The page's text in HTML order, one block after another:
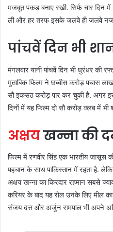
मजबूत पकड़ बनाए रखी. सिर्फ चार दिन
ली और हर तरफ इसके जलवे ही जलवे
पांचवें दिन भी
मंगलवार यानी पांचवें दिन भी धुरंधर की
मुताबिक फिल्म ने छब्बीस करोड़ पचास
सौ इकसठ करोड़ पार कर चुकी है. अगर
दिनों में यह फिल्म दो सौ करोड़ क्लब में भी
अक्षयखन्ना की
फिल्म में रणवीर सिंह एक भारतीय जासूस
पहचान के साथ पाकिस्तान में रहता है.
अक्षय खन्ना का किरदार रहमान सबसे
करियर के बाद यह रोल उनके लिए मील
संजय दत्त और अर्जुन रामपाल भी अपने